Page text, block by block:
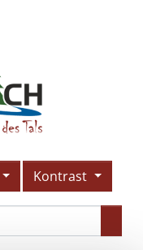
Kontrast